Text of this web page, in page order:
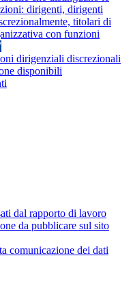
dirigenti, dirigenti
titolari di
con funzioni
dirigenziali discrezionali
disponibili
dal rapporto di lavoro
da pubblicare sul sito
comunicazione dei dati